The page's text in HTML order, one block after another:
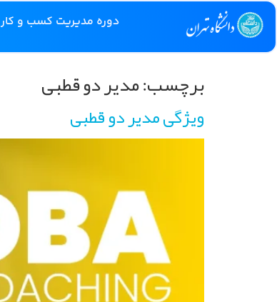
دوره مدیریت کسب و کار
برچسب:مدیر دو قطبی
ویژگی مدیر دو قطبی